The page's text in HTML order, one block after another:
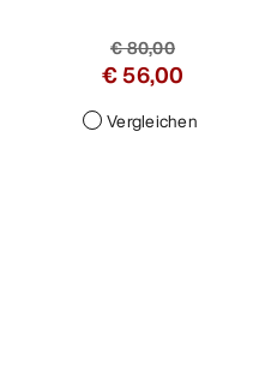
€ 80,00
€ 56,00
Vergleichen